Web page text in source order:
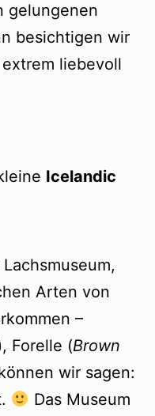
gelungenen
besichtigen wir
liebevoll
Icelandic
Arten von
–
Forelle (Brown
wir sagen:
Das Museum